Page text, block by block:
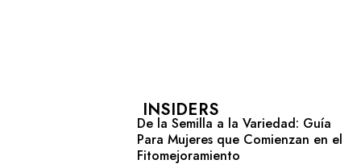
INSIDERS
De la Semilla a la Variedad: Guía
Para Mujeres que Comienzan en el
Fitomejoramiento